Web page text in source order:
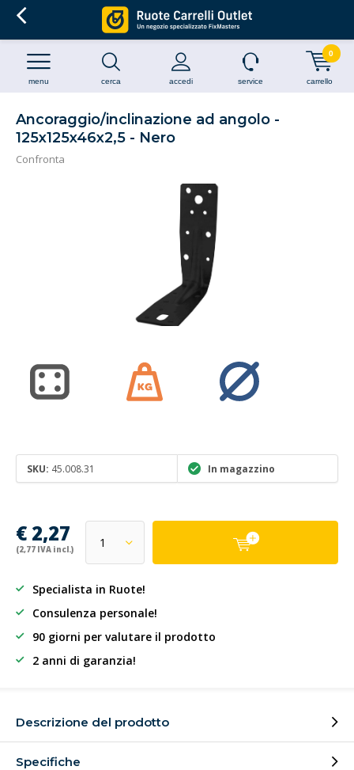
cerca accedi
menu service carrello
0
Ancoraggio/inclinazione ad angolo -
125x125x46x2,5 - Nero
Confronta
SKU: 45.008.31 In magazzino
€ 2,27
(2,77 IVA incl.)
Specialista in Ruote!
Consulenza personale!
90 giorni per valutare il prodotto
2 anni di garanzia!
Descrizione del prodotto
Specifiche